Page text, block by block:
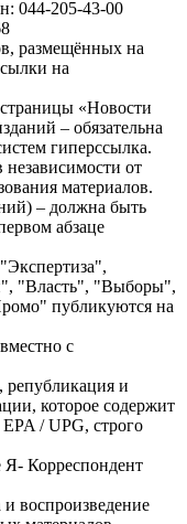
044-205-43-00
размещённых на
на
«Новости
– обязательна
гиперссылка.
от
материалов.
– должна быть
абзаце
"Власть", "Выборы",
публикуются на
с
и
которое содержит
/ UPG, строго
Я- Корреспондент
воспроизведение